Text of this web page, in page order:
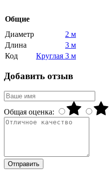
Общие
Диаметр
2 м
Длина
3 м
Код
Круглая 3 м
Добавить отзыв
Общая оценка:
Отправить